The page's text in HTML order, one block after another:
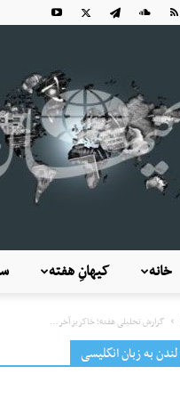
کیهانِ هفته خانه
گزارش تحلیلی هفته؛ خاکریز آخر…
به زبان انگلیسی